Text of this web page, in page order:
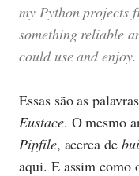
my Python projects
something reliable
could use and enjoy.
Essas são as
Eustace. O mesmo
Pipfile, acerca de
aqui. E assim como